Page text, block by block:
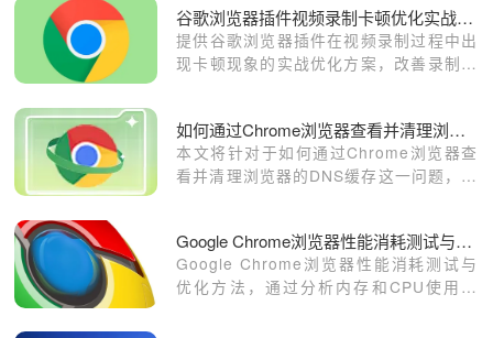
谷歌浏览器插件视频录制卡顿优化实战方案
提供谷歌浏览器插件在视频录制过程中出
现卡顿现象的实战优化方案，改善录制性
如何通过Chrome浏览器查看并清理浏览器的DNS缓存
本文将针对于如何通过Chrome浏览器查
看并清理浏览器的DNS缓存这一问题，做
Google Chrome浏览器性能消耗测试与优化
Google Chrome浏览器性能消耗测试与
优化方法，通过分析内存和CPU使用情